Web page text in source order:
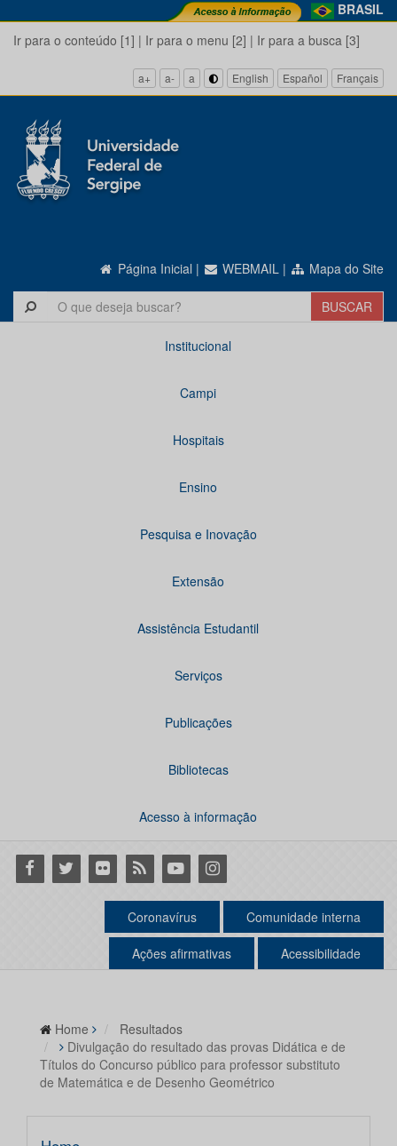
BRASIL
Ir para o conteúdo [1] | Ir para o menu [2] | Ir para a busca [3]
a+ a- a English Español Français
Página Inicial | WEBMAIL | Mapa do Site
Institucional
Campi
Hospitais
Ensino
Pesquisa e Inovação
Extensão
Assistência Estudantil
Serviços
Publicações
Bibliotecas
Acesso à informação
Facebook
Twitter Flickr RSS YoutubeInstagram
Coronavírus Comunidade interna
Ações afirmativas Acessibilidade
Home
Resultados
Divulgação do resultado das provas Didática e de
Títulos do Concurso público para professor substituto
de Matemática e de Desenho Geométrico